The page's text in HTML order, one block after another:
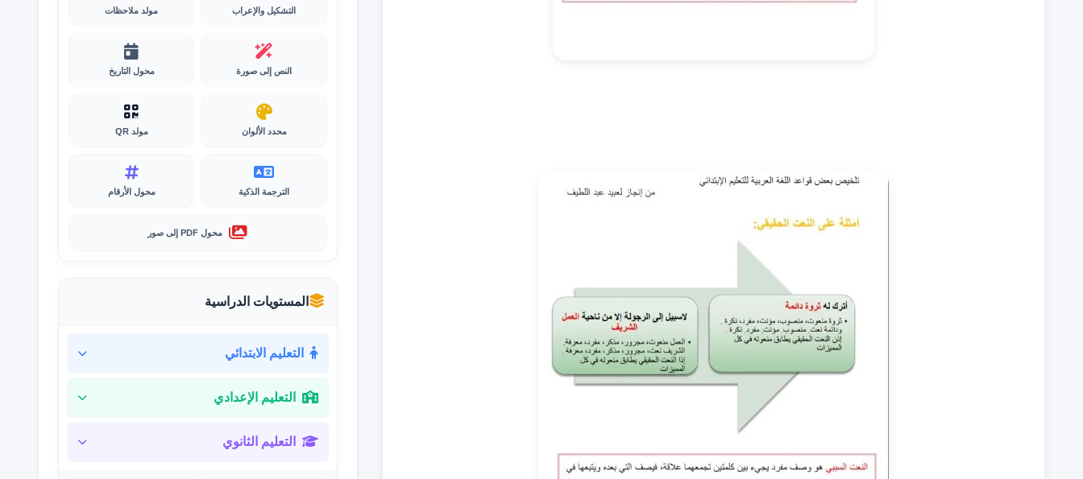
التشكيل والإعراب مولد ملاحظات
النص إلى صورة محول التاريخ
محدد الألوان مولد QR
الترجمة الذكية محول الأرقام
محول PDF إلى صور
المستويات الدراسية
التعليم الابتدائي
التعليم الإعدادي
التعليم الثانوي